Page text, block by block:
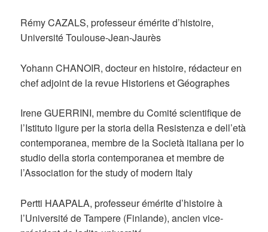
Rémy CAZALS, professeur émérite d’histoire,
Université Toulouse-Jean-Jaurès
Yohann CHANOIR, docteur en histoire, rédacteur en
chef adjoint de la revue Historiens et Géographes
Irene GUERRINI, membre du Comité scientifique de
l’Istituto ligure per la storia della Resistenza e dell’età
contemporanea, membre de la Società italiana per lo
studio della storia contemporanea et membre de
l’Association for the study of modern Italy
Pertti HAAPALA, professeur émérite d’histoire à
l’Université de Tampere (Finlande), ancien vice-